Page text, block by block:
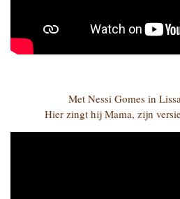
Met Nessi Gomes in
Hier zingt hij Mama, zijn